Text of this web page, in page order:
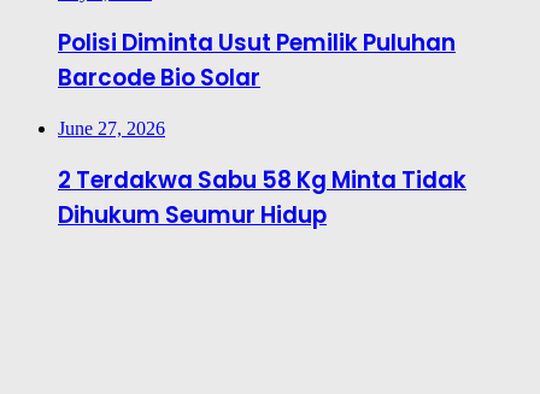
Polisi Diminta Usut Pemilik Puluhan
Barcode Bio Solar
June 27, 2026
2 Terdakwa Sabu 58 Kg Minta Tidak
Dihukum Seumur Hidup